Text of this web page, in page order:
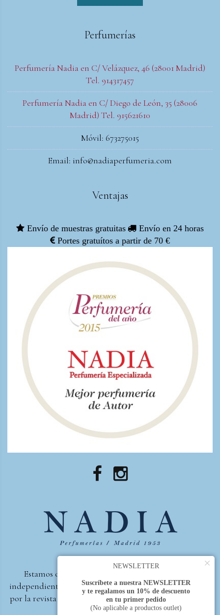
Perfumerías
Perfumería Nadia en C/ Velázquez, 46 (28001 Madrid)
Tel. 914317457
Perfumería Nadia en C/ Diego de León, 35 (28006
Madrid) Tel. 915621610
Móvil: 673275015
Email: info@nadiaperfumeria.com
Ventajas
Envío de muestras gratuitas
Envío en 24 horas
Portes gratuítos a partir de 70 €
Estamos orgullosos de ser la primera perfumería
independiente de España, en recibir el premio otorgado
por la revista Beautyproof en 2015 a la mejor perfumería
de autor.
×
NEWSLETTER
Suscríbete a nuestra NEWSLETTER
y te regalamos un 10% de descuento
en tu primer pedido
(No aplicable a productos outlet)